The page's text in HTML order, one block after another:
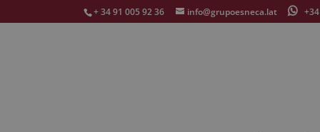
+ 34 91 005 92 36 info@grupoesneca.lat